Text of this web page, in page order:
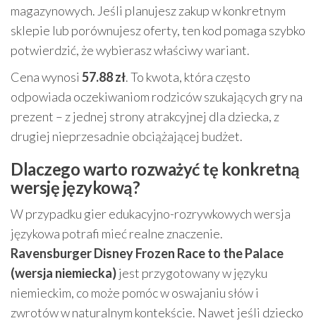
magazynowych. Jeśli planujesz zakup w konkretnym
sklepie lub porównujesz oferty, ten kod pomaga szybko
potwierdzić, że wybierasz właściwy wariant.
Cena wynosi 57.88 zł. To kwota, która często
odpowiada oczekiwaniom rodziców szukających gry na
prezent – z jednej strony atrakcyjnej dla dziecka, z
drugiej nieprzesadnie obciążającej budżet.
Dlaczego warto rozważyć tę konkretną
wersję językową?
W przypadku gier edukacyjno-rozrywkowych wersja
językowa potrafi mieć realne znaczenie.
Ravensburger Disney Frozen Race to the Palace
(wersja niemiecka)jest przygotowany w języku
niemieckim, co może pomóc w oswajaniu słów i
zwrotów w naturalnym kontekście. Nawet jeśli dziecko